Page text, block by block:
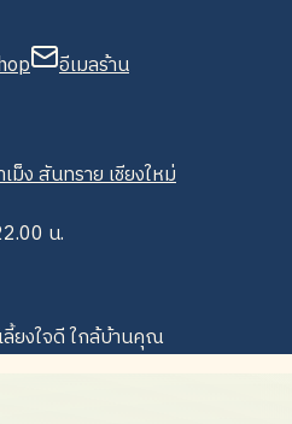
อีเมลร้าน
ม็ง สันทราย เชียงใหม่
น.
ลี้ยงใจดี ใกล้บ้านคุณ